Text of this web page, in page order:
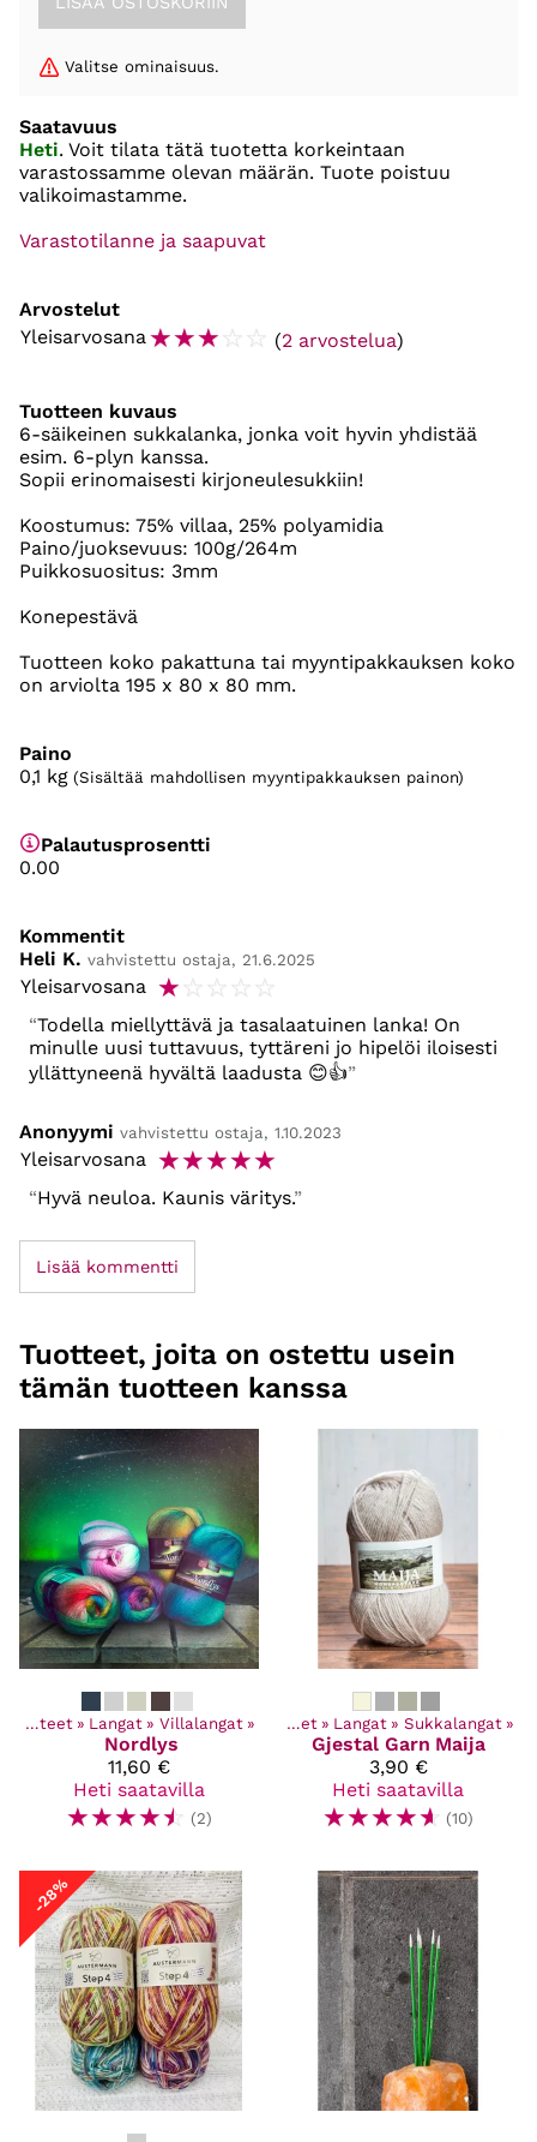
Valitse ominaisuus.
Saatavuus
Heti. Voit tilata tätä tuotetta korkeintaan
varastossamme olevan määrän. Tuote poistuu
valikoimastamme.
Varastotilanne ja saapuvat
Arvostelut
Yleisarvosana ☆☆☆☆ ☆ (2 arvostelua)
Tuotteen kuvaus
6-säikeinen sukkalanka, jonka voit hyvin yhdistää
esim. 6-plyn kanssa.
Sopii erinomaisesti kirjoneulesukkiin!
Koostumus: 75% villaa, 25% polyamidia
Paino/juoksevuus: 100g/264m
Puikkosuositus: 3mm
Konepestävä
Tuotteen koko pakattuna tai myyntipakkauksen koko
on arviolta 195 x 80 x 80 mm.
Paino
0,1 kg (Sisältää mahdollisen myyntipakkauksen painon)
Palautusprosentti
0.00
Kommentit
Heli K. vahvistettu ostaja, 21.6.2025
Yleisarvosana ☆☆ ☆ ☆ ☆
Todella miellyttävä ja tasalaatuinen lanka! On
minulle uusi tuttavuus, tyttäreni jo hipelöi iloisesti
yllättyneenä hyvältä laadusta 😊👍
Anonyymi vahvistettu ostaja, 1.10.2023
Yleisarvosana ☆☆☆☆☆
Hyvä neuloa. Kaunis väritys.
Lisää kommentti
Tuotteet, joita on ostettu usein
tämän tuotteen kanssa
Kaikki tuotteet ‪» Langat ‪» Villalangat ‪»
Nordlys
11,60 €
Heti saatavilla
☆☆☆☆☆ (2)
Kaikki tuotteet ‪» Langat ‪» Sukkalangat ‪»
Gjestal Garn Maija
3,90 €
Heti saatavilla
☆☆☆☆☆ (10)
-28%